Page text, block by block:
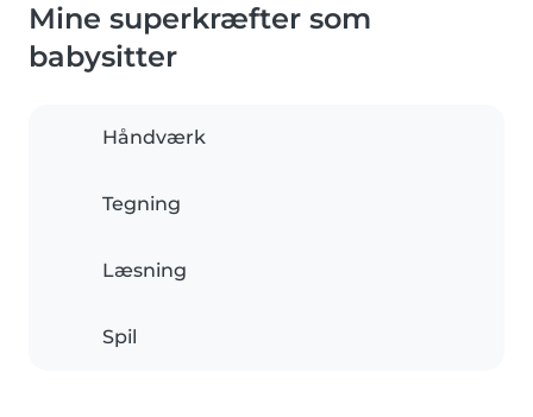
Mine superkræfter som
babysitter
Håndværk
Tegning
Læsning
Spil